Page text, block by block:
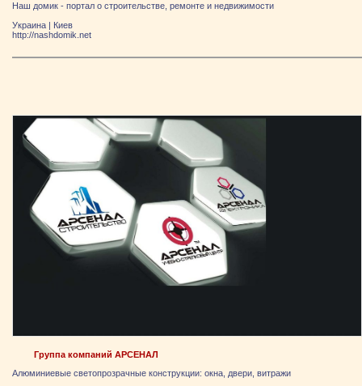
Наш домик - портал о строительстве, ремонте и недвижимости
Украина | Киев
http://nashdomik.net
Группа компаний АРСЕНАЛ
Алюминиевые светопрозрачные конструкции: окна, двери, витражи